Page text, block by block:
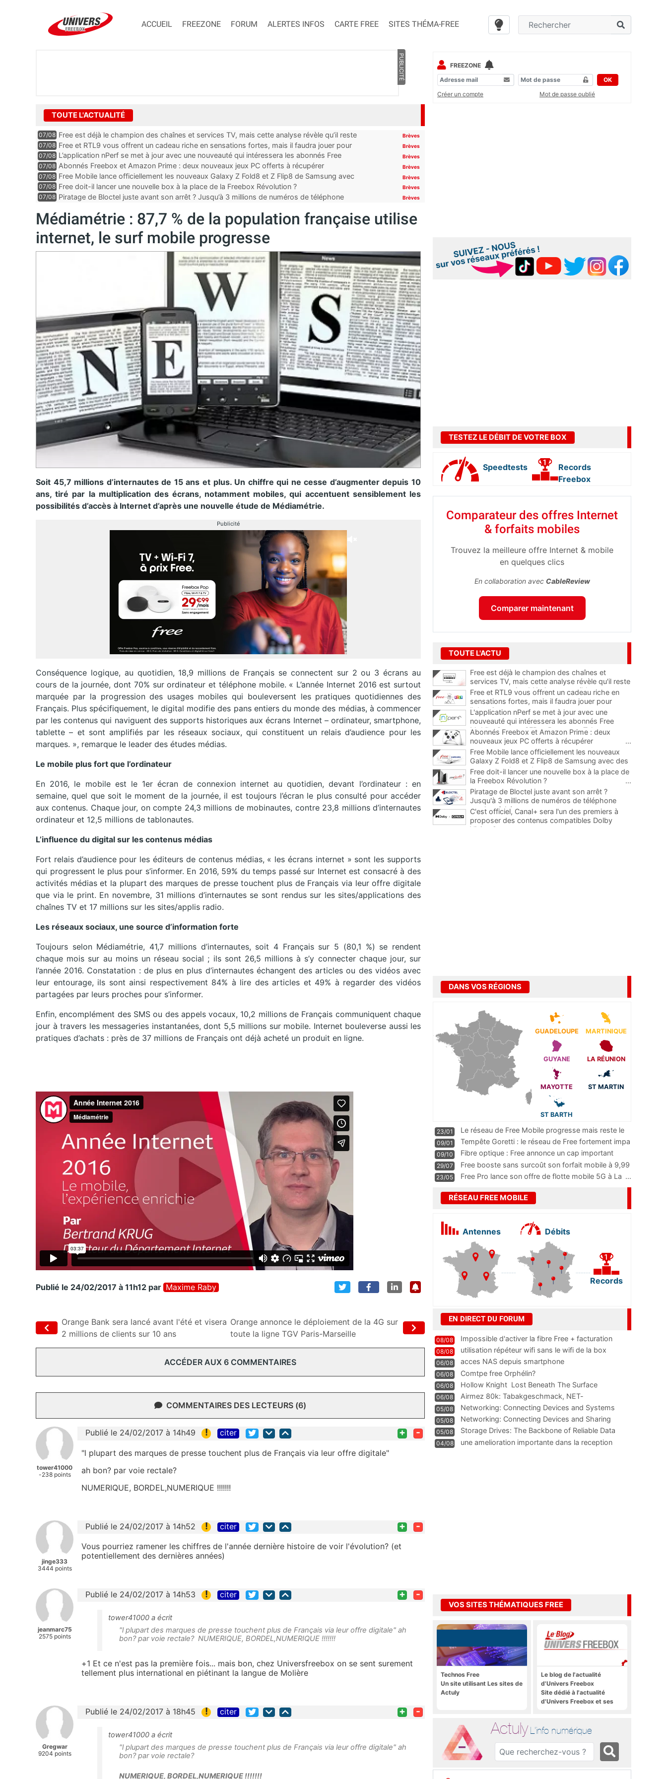
ACCUEIL FREEZONE FORUM ALERTES INFOS CARTE FREE SITES THÉMA-FREE
PUBLICITÉ
TOUTE L'ACTUALITÉ
07/08 Free est déjà le champion des chaînes et services TV, mais cette analyse révèle qu’il reste
encore au moin...
Brèves
07/08 Free et RTL9 vous offrent un cadeau riche en sensations fortes, mais il faudra jouer pour
l’obtenir
Brèves
07/08 L’application nPerf se met à jour avec une nouveauté qui intéressera les abonnés Free
Mobile, Orange, SFR ...
Brèves
07/08 Abonnés Freebox et Amazon Prime : deux nouveaux jeux PC offerts à récupérer Brèves
07/08 Free Mobile lance officiellement les nouveaux Galaxy Z Fold8 et Z Flip8 de Samsung avec
des promos et des cadeaux
Brèves
07/08 Free doit-il lancer une nouvelle box à la place de la Freebox Révolution ? Brèves
07/08 Piratage de Bloctel juste avant son arrêt ? Jusqu’à 3 millions de numéros de téléphone
Brèves
Médiamétrie : 87,7 % de la population française utilise
internet, le surf mobile progresse
Soit 45,7 millions d’internautes de 15 ans et plus. Un chiffre qui ne cesse d’augmenter depuis 10
ans, tiré par la multiplication des écrans, notamment mobiles, qui accentuent sensiblement les
possibilités d’accès à Internet d’après une nouvelle étude de Médiamétrie.
Publicité
Conséquence logique, au quotidien, 18,9 millions de Français se connectent sur 2 ou 3 écrans au
cours de la journée, dont 70% sur ordinateur et téléphone mobile. « L’année Internet 2016 est surtout
marquée par la progression des usages mobiles qui bouleversent les pratiques quotidiennes des
Français. Plus spécifiquement, le digital modifie des pans entiers du monde des médias, à commencer
par les contenus qui naviguent des supports historiques aux écrans Internet – ordinateur, smartphone,
tablette – et sont amplifiés par les réseaux sociaux, qui constituent un relais d’audience pour les
marques. », remarque le leader des études médias.
Le mobile plus fort que l’ordinateur
En 2016, le mobile est le 1er écran de connexion internet au quotidien, devant l’ordinateur : en
semaine, quel que soit le moment de la journée, il est toujours l’écran le plus consulté pour accéder
aux contenus. Chaque jour, on compte 24,3 millions de mobinautes, contre 23,8 millions d’internautes
ordinateur et 12,5 millions de tablonautes.
L’influence du digital sur les contenus médias
Fort relais d’audience pour les éditeurs de contenus médias, « les écrans internet » sont les supports
qui progressent le plus pour s’informer. En 2016, 59% du temps passé sur Internet est consacré à des
activités médias et la plupart des marques de presse touchent plus de Français via leur offre digitale
que via le print. En novembre, 31 millions d’internautes se sont rendus sur les sites/applications des
chaînes TV et 17 millions sur les sites/applis radio.
Les réseaux sociaux, une source d’information forte
Toujours selon Médiamétrie, 41,7 millions d’internautes, soit 4 Français sur 5 (80,1 %) se rendent
chaque mois sur au moins un réseau social ; ils sont 26,5 millions à s’y connecter chaque jour, sur
l’année 2016. Constatation : de plus en plus d’internautes échangent des articles ou des vidéos avec
leur entourage, ils sont ainsi respectivement 84% à lire des articles et 49% à regarder des vidéos
partagées par leurs proches pour s’informer.
Enfin, encomplément des SMS ou des appels vocaux, 10,2 millions de Français communiquent chaque
jour à travers les messageries instantanées, dont 5,5 millions sur mobile. Internet bouleverse aussi les
pratiques d’achats : près de 37 millions de Français ont déjà acheté un produit en ligne.
Publié le 24/02/2017 à 11h12 par Maxime Raby
Orange Bank sera lancé avant l'été et visera
2 millions de clients sur 10 ans
Orange annonce le déploiement de la 4G sur
toute la ligne TGV Paris-Marseille
ACCÉDER AUX 6 COMMENTAIRES
COMMENTAIRES DES LECTEURS (6)
tower41000
-238 points
Publié le 24/02/2017 à 14h49 ! citer + -
"l plupart des marques de presse touchent plus de Français via leur offre digitale"
ah bon? par voie rectale?
NUMERIQUE, BORDEL,NUMERIQUE !!!!!!!
jinge333
3444 points
Publié le 24/02/2017 à 14h52 ! citer + -
Vous pourriez ramener les chiffres de l'année dernière histoire de voir l'évolution? (et
potentiellement des dernières années)
jeanmarc75
2575 points
Publié le 24/02/2017 à 14h53 ! citer + -
tower41000 a écrit
"l plupart des marques de presse touchent plus de Français via leur offre digitale" ah
bon? par voie rectale? NUMERIQUE, BORDEL,NUMERIQUE !!!!!!!
+1 Et ce n'est pas la première fois... mais bon, chez Universfreebox on se sent surement
tellement plus international en piétinant la langue de Molière
Gregwar
9204 points
Publié le 24/02/2017 à 18h45 ! citer + -
tower41000 a écrit
"l plupart des marques de presse touchent plus de Français via leur offre digitale" ah
bon? par voie rectale?
NUMERIQUE, BORDEL,NUMERIQUE !!!!!!!
FREEZONE
OK
Créer un compte
Mot de passe oublié
TESTEZ LE DÉBIT DE VOTRE BOX
Speedtests
Records
Freebox
Comparateur des offres Internet
& forfaits mobiles
Trouvez la meilleure offre Internet & mobile
en quelques clics
En collaboration avec CableReview
Comparer maintenant
TOUTE L'ACTU
Free est déjà le champion des chaînes et
services TV, mais cette analyse révèle qu'il reste
encore au moins 141 ajouts possibles
Free et RTL9 vous offrent un cadeau riche en
sensations fortes, mais il faudra jouer pour
l'obtenir
L'application nPerf se met à jour avec une
nouveauté qui intéressera les abonnés Free
Mobile, Orange, SFR et Bouygues Telecom
Abonnés Freebox et Amazon Prime : deux
nouveaux jeux PC offerts à récupérer
...
Free Mobile lance officiellement les nouveaux
Galaxy Z Fold8 et Z Flip8 de Samsung avec des
promos et des cadeaux
...
Free doit-il lancer une nouvelle box à la place de
la Freebox Révolution ?
...
Piratage de Bloctel juste avant son arrêt ?
Jusqu'à 3 millions de numéros de téléphone
auraient fuité
C'est officiel, Canal+ sera l'un des premiers à
proposer des contenus compatibles Dolby
Vision 2
DANS VOS RÉGIONS
GUADELOUPE MARTINIQUE
GUYANE LA RÉUNION
MAYOTTE ST MARTIN
ST BARTH
23/01
Le réseau de Free Mobile progresse mais reste le
m
...
09/01
Tempête Goretti : le réseau de Free fortement impa
09/10
Fibre optique : Free annonce un cap important
pass
...
29/07
Free booste sans surcoût son forfait mobile à 9,99
23/05 Free Pro lance son offre de flotte mobile 5G à La ...
RÉSEAU FREE MOBILE
Antennes Débits
Records
EN DIRECT DU FORUM
08/08
Impossible d'activer la fibre Free + facturation
résiliation
08/08 utilisation répéteur wifi sans le wifi de la box
06/08 acces NAS depuis smartphone
06/08 Comtpe free Orphélin?
06/08 Hollow Knight  Lost Beneath The Surface
06/08
Airmez 80k: Tabakgeschmack, NET-
Technologie und Leistung im
05/08 Networking: Connecting Devices and Systems
05/08
Networking: Connecting Devices and Sharing
Information
05/08
Storage Drives: The Backbone of Reliable Data
Management
04/08
une amelioration importante dans la reception
VOS SITES THÉMATIQUES FREE
Technos Free
Un site utilisant Les sites de
Actuly
Le blog de l'actualité
d'Univers Freebox
Site dédié à l'actualité
d'Univers Freebox et ses
thématiques Actuly, à
Freezone, etc.
Actuly L'info numérique